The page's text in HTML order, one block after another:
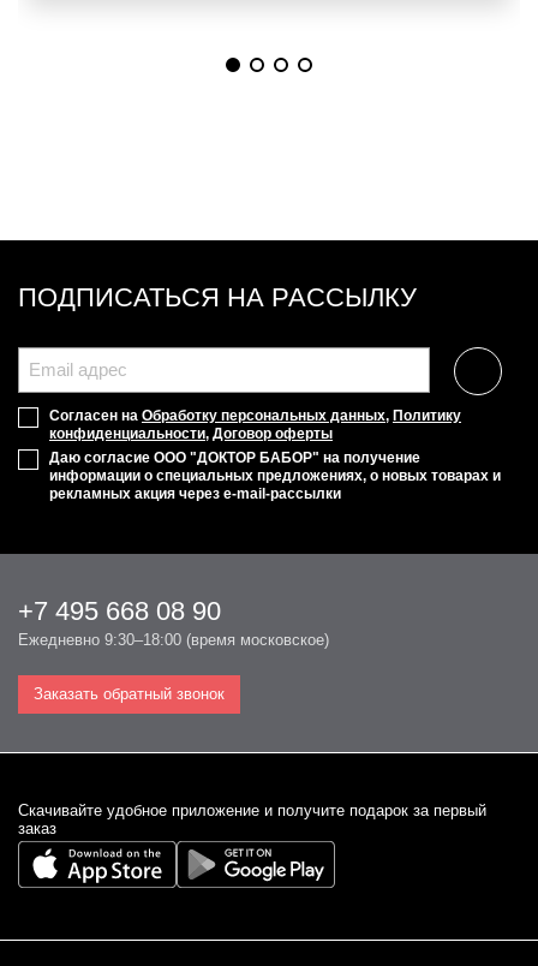
ПОДПИСАТЬСЯ НА РАССЫЛКУ
Согласен на Обработку персональных данных, Политику
конфиденциальности, Договор оферты
Даю согласие ООО "ДОКТОР БАБОР" на получение
информации о специальных предложениях, о новых товарах и
рекламных акция через e-mail-рассылки
+7 495 668 08 90
Ежедневно 9:30–18:00 (время московское)
Заказать обратный звонок
Cкачивайте удобное приложение и получите подарок за первый
заказ